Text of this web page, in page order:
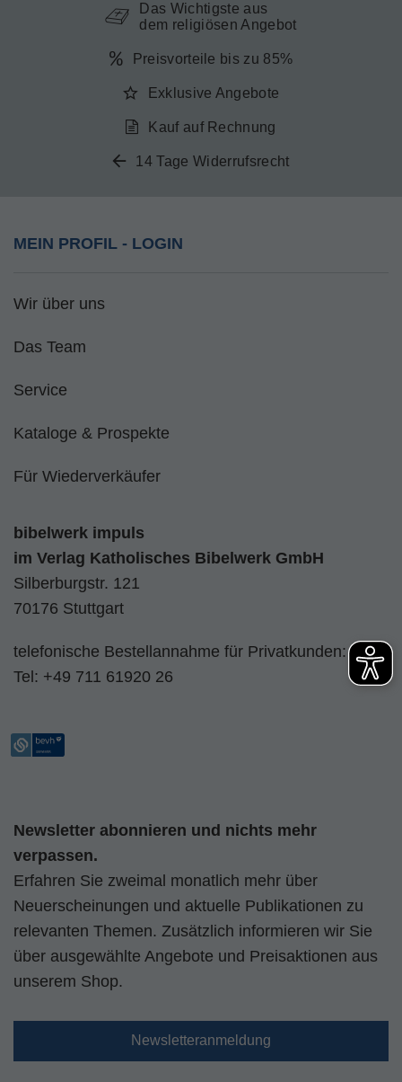
Das Wichtigste aus
dem religiösen Angebot
Preisvorteile bis zu 85%
Exklusive Angebote
Kauf auf Rechnung
14 Tage Widerrufsrecht
MEIN PROFIL - LOGIN
Wir über uns
Das Team
Service
Kataloge & Prospekte
Für Wiederverkäufer
bibelwerk impuls
im Verlag Katholisches Bibelwerk GmbH
Silberburgstr. 121
70176 Stuttgart
telefonische Bestellannahme für Privatkunden:
Tel: +49 711 61920 26
Newsletter abonnieren und nichts mehr
verpassen.
Erfahren Sie zweimal monatlich mehr über
Neuerscheinungen und aktuelle Publikationen zu
relevanten Themen. Zusätzlich informieren wir Sie
über ausgewählte Angebote und Preisaktionen aus
unserem Shop.
Newsletteranmeldung